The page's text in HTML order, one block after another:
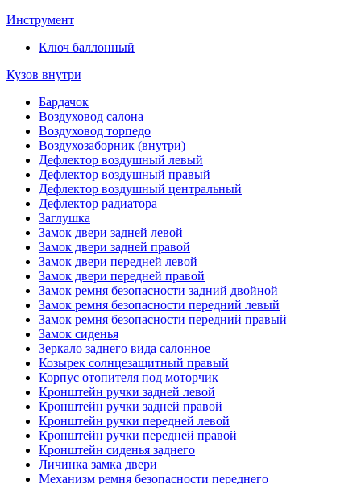
Инструмент
Ключ баллонный
Кузов внутри
Бардачок
Воздуховод салона
Воздуховод торпедо
Воздухозаборник (внутри)
Дефлектор воздушный левый
Дефлектор воздушный правый
Дефлектор воздушный центральный
Дефлектор радиатора
Заглушка
Замок двери задней левой
Замок двери задней правой
Замок двери передней левой
Замок двери передней правой
Замок ремня безопасности задний двойной
Замок ремня безопасности передний левый
Замок ремня безопасности передний правый
Замок сиденья
Зеркало заднего вида салонное
Козырек солнцезащитный правый
Корпус отопителя под моторчик
Кронштейн ручки задней левой
Кронштейн ручки задней правой
Кронштейн ручки передней левой
Кронштейн ручки передней правой
Кронштейн сиденья заднего
Личинка замка двери
Механизм ремня безопасности переднего